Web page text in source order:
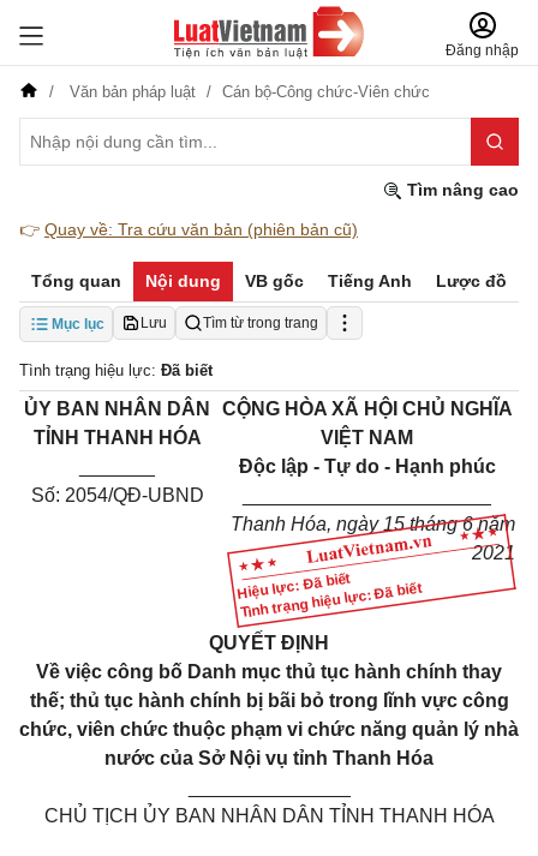
Đăng nhập
Văn bản pháp luật Cán bộ-Công chức-Viên chức
Tìm nâng cao
👉 Quay về: Tra cứu văn bản (phiên bản cũ)
Tổng quan Nội dung VB gốc Tiếng Anh Lược đồ
Mục lục Lưu Tìm từ trong trang
Tình trạng hiệu lực: Đã biết
Hiệu lực: Đã biết
Tình trạng hiệu lực: Đã biết
ỦY BAN NHÂN DÂN
TỈNH THANH HÓA
Số: 2054/QĐ-UBND
CỘNG HÒA XÃ HỘI CHỦ NGHĨA
VIỆT NAM
Độc lập - Tự do - Hạnh phúc
Thanh Hóa, ngày 15 tháng 6 năm
2021
QUYẾT ĐỊNH
Về việc công bố Danh mục thủ tục hành chính thay
thế; thủ tục hành chính bị bãi bỏ trong lĩnh vực công
chức, viên chức thuộc phạm vi chức năng quản lý nhà
nước của Sở Nội vụ tỉnh Thanh Hóa
CHỦ TỊCH ỦY BAN NHÂN DÂN TỈNH THANH HÓA